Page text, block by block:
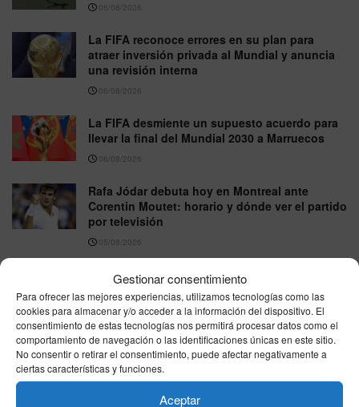
Gestionar consentimiento
Para ofrecer las mejores experiencias, utilizamos tecnologías como las
cookies para almacenar y/o acceder a la información del dispositivo. El
consentimiento de estas tecnologías nos permitirá procesar datos como el
comportamiento de navegación o las identificaciones únicas en este sitio.
No consentir o retirar el consentimiento, puede afectar negativamente a
ciertas características y funciones.
Aceptar
06/08/2026
La FIFA reconoce errores en su plan para
atraer inversión privada al Mundial y anuncia
una revisión interna
06/08/2026
La FIFA desmiente un supuesto acuerdo para
llevar la final del Mundial 2030 a Marruecos
06/08/2026
Rafa Jódar debuta hoy en Montreal ante
Corentin Moutet: horario y dónde ver el partido
por televisión
05/08/2026
VER MÁS
Última hora